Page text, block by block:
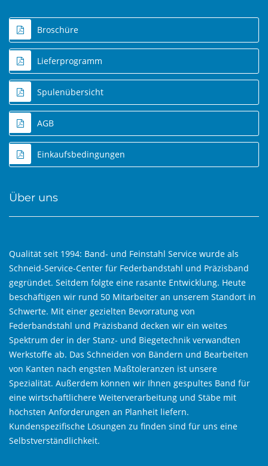
Broschüre
Lieferprogramm
Spulenübersicht
AGB
Einkaufsbedingungen
Über uns
Qualität seit 1994: Band- und Feinstahl Service wurde als
Schneid-Service-Center für Federbandstahl und Präzisband
gegründet. Seitdem folgte eine rasante Entwicklung. Heute
beschäftigen wir rund 50 Mitarbeiter an unserem Standort in
Schwerte. Mit einer gezielten Bevorratung von
Federbandstahl und Präzisband decken wir ein weites
Spektrum der in der Stanz- und Biegetechnik verwandten
Werkstoffe ab. Das Schneiden von Bändern und Bearbeiten
von Kanten nach engsten Maßtoleranzen ist unsere
Spezialität. Außerdem können wir Ihnen gespultes Band für
eine wirtschaftlichere Weiterverarbeitung und Stäbe mit
höchsten Anforderungen an Planheit liefern.
Kundenspezifische Lösungen zu finden sind für uns eine
Selbstverständlichkeit.